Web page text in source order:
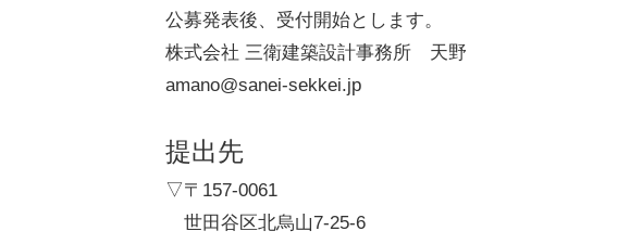
公募発表後、受付開始とします。
株式会社 三衛建築設計事務所 天野
amano@sanei-sekkei.jp
提出先
▽〒157-0061
世田谷区北烏山7-25-6